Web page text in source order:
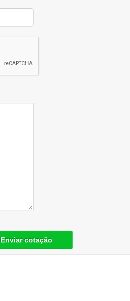
Enviar cotação